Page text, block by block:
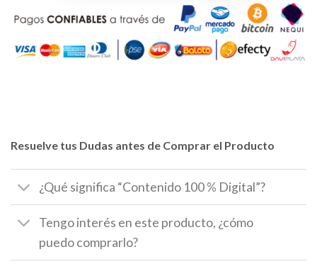
Resuelve tus Dudas antes de Comprar el Producto
¿Qué significa “Contenido 100 % Digital”?
Tengo interés en este producto, ¿cómo
puedo comprarlo?